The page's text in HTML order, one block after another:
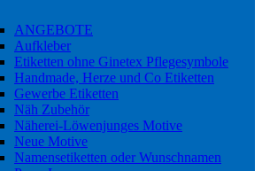
ANGEBOTE
Aufkleber
Etiketten ohne Ginetex Pflegesymbole
Handmade, Herze und Co Etiketten
Gewerbe Etiketten
Näh Zubehör
Näherei-Löwenjunges Motive
Neue Motive
Namensetiketten oder Wunschnamen